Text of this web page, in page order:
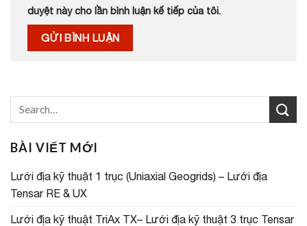
duyệt này cho lần bình luận kế tiếp của tôi.
BÀI VIẾT MỚI
Lưới địa kỹ thuật 1 trục (Uniaxial Geogrids) – Lưới địa
Tensar RE & UX
Lưới địa kỹ thuật TriAx TX– Lưới địa kỹ thuật 3 trục Tensar